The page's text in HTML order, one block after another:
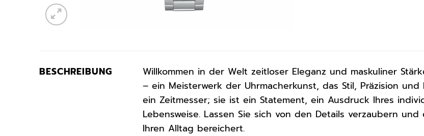
BESCHREIBUNG Willkommen in der Welt zeitloser Eleganz und maskuliner
– ein Meisterwerk der Uhrmacherkunst, das Stil, Präzision und
ein Zeitmesser; sie ist ein Statement, ein Ausdruck Ihres
Lebensweise. Lassen Sie sich von den Details verzaubern
Ihren Alltag bereichert.